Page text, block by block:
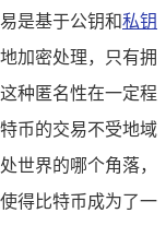
是基于公钥和私钥
加密处理，只有拥
种匿名性在一定程
币的交易不受地域
世界的哪个角落，
得比特币成为了一